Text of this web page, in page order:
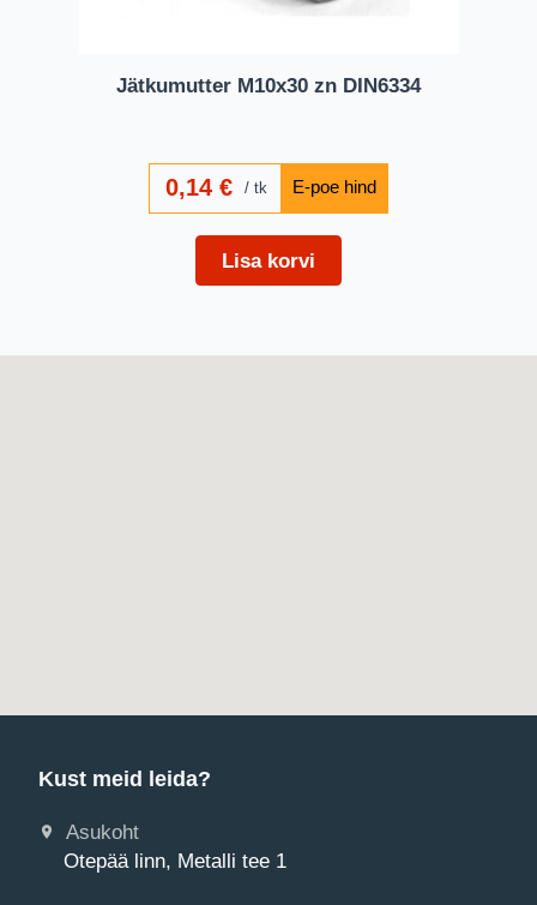
Jätkumutter M10x30 zn DIN6334
0,14€ tk
Lisa korvi
Kust meid leida?
Asukoht
Otepää linn, Metalli tee 1